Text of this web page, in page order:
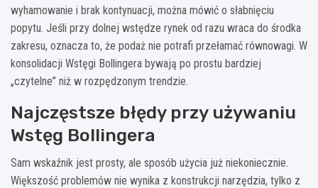
wyhamowanie i brak kontynuacji, można mówić o słabnięciu
popytu. Jeśli przy dolnej wstędze rynek od razu wraca do środka
zakresu, oznacza to, że podaż nie potrafi przełamać równowagi. W
konsolidacji Wstęgi Bollingera bywają po prostu bardziej
„czytelne” niż w rozpędzonym trendzie.
Najczęstsze błędy przy używaniu
Wstęg Bollingera
Sam wskaźnik jest prosty, ale sposób użycia już niekoniecznie.
Większość problemów nie wynika z konstrukcji narzędzia, tylko z